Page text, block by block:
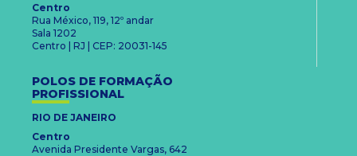
Centro
Rua México, 119, 12º andar
Sala 1202
Centro | RJ | CEP: 20031-145
POLOS DE FORMAÇÃO
PROFISSIONAL
RIO DE JANEIRO
Centro
Avenida Presidente Vargas, 642